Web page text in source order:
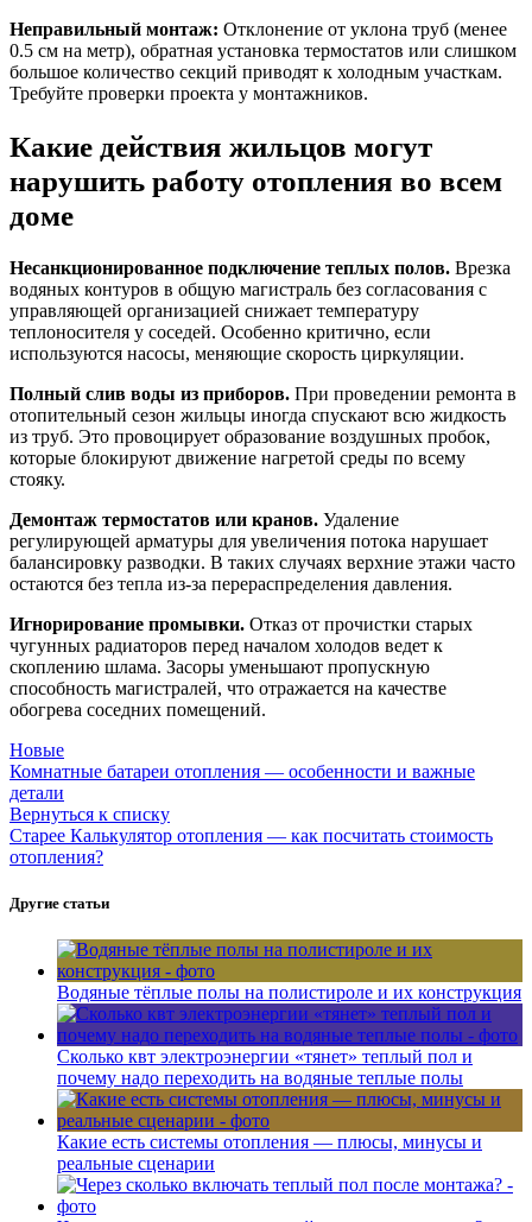
Неправильный монтаж: Отклонение от уклона труб (менее
0.5 см на метр), обратная установка термостатов или слишком
большое количество секций приводят к холодным участкам.
Требуйте проверки проекта у монтажников.
Какие действия жильцов могут
нарушить работу отопления во всем
доме
Несанкционированное подключение теплых полов. Врезка
водяных контуров в общую магистраль без согласования с
управляющей организацией снижает температуру
теплоносителя у соседей. Особенно критично, если
используются насосы, меняющие скорость циркуляции.
Полный слив воды из приборов. При проведении ремонта в
отопительный сезон жильцы иногда спускают всю жидкость
из труб. Это провоцирует образование воздушных пробок,
которые блокируют движение нагретой среды по всему
стояку.
Демонтаж термостатов или кранов. Удаление
регулирующей арматуры для увеличения потока нарушает
балансировку разводки. В таких случаях верхние этажи часто
остаются без тепла из-за перераспределения давления.
Игнорирование промывки. Отказ от прочистки старых
чугунных радиаторов перед началом холодов ведет к
скоплению шлама. Засоры уменьшают пропускную
способность магистралей, что отражается на качестве
обогрева соседних помещений.
Новые
Комнатные батареи отопления — особенности и важные
детали
Вернуться к списку
Старее Калькулятор отопления — как посчитать стоимость
отопления?
Другие статьи
Водяные тёплые полы на полистироле и их конструкция
Сколько квт электроэнергии «тянет» теплый пол и
почему надо переходить на водяные теплые полы
Какие есть системы отопления — плюсы, минусы и
реальные сценарии